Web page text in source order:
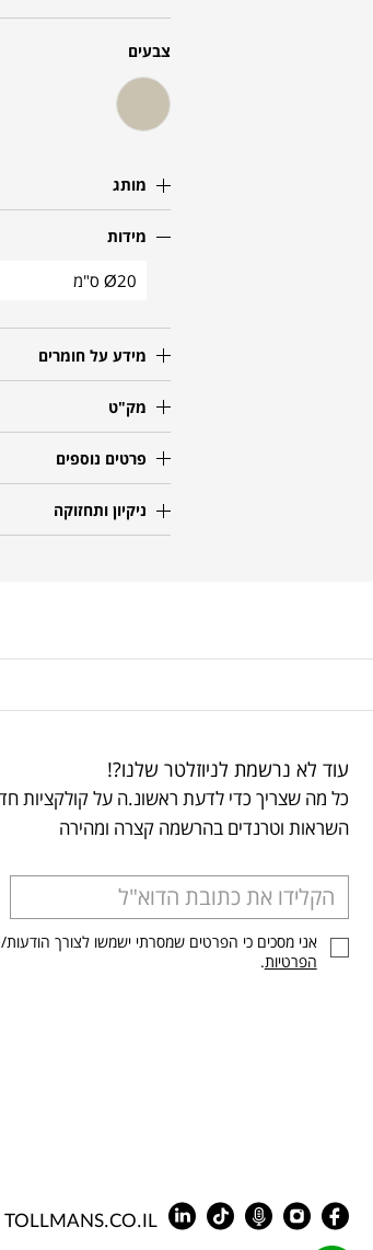
צבעים
מותג
מידות
Ø20 ס"מ
מידע על חומרים
מק"ט
פרטים נוספים
ניקיון ותחזוקה
עוד לא נרשמת לניוזלטר שלנו?!
כל מה שצריך כדי לדעת ראשונ.ה על קולקציות
השראות וטרנדים בהרשמה קצרה ומהירה
אני מסכים כי הפרטים שמסרתי ישמשו לצורך הודעות/
הפרטיות.
TOLLMANS.CO.IL